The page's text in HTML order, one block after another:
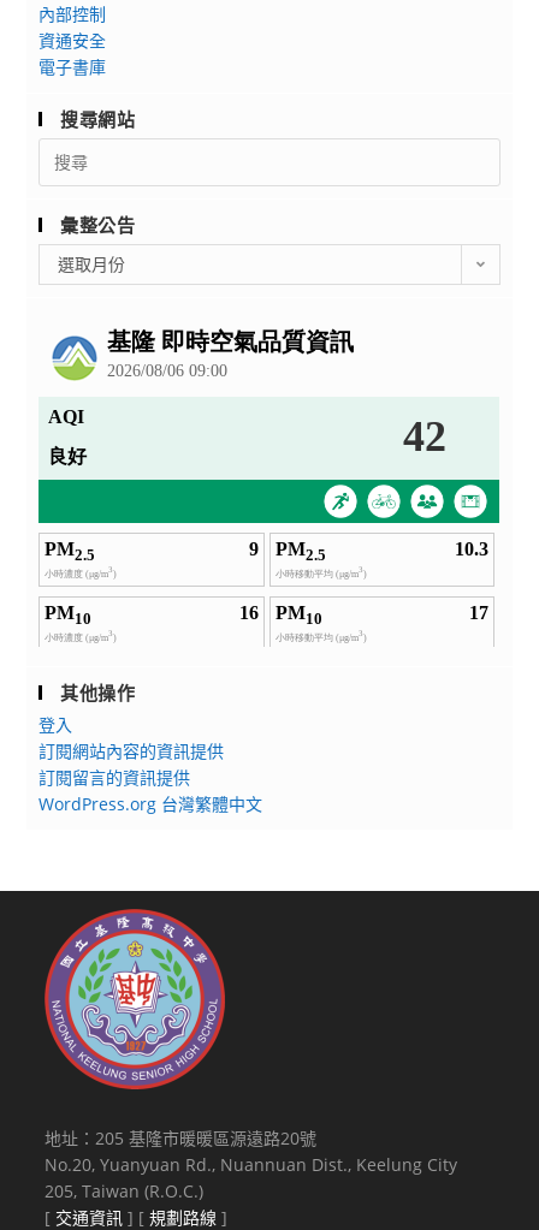
內部控制
資通安全
電子書庫
搜尋網站
Search
for:
彙整公告
整
選取月份
其他操作
登入
訂閱網站內容的資訊提供
訂閱留言的資訊提供
WordPress.org 台灣繁體中文
地址：205 基隆市暖暖區源遠路20號
No.20, Yuanyuan Rd., Nuannuan Dist., Keelung City
205, Taiwan (R.O.C.)
[ 交通資訊 ] [規劃路線 ]